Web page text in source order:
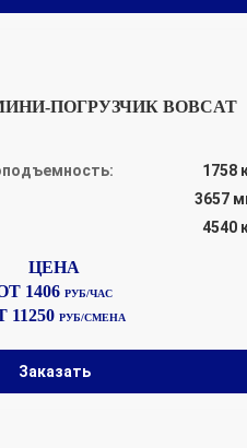
ПОГРУЗЧИК BOBCAT
1758
3657
4540
1406РУБ/ЧАС
11250РУБ/СМЕНА
Заказать